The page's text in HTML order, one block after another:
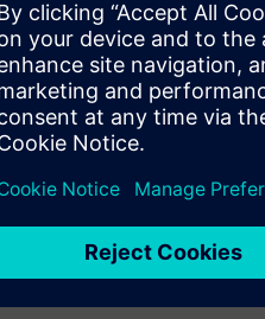
flex designs with PADS®